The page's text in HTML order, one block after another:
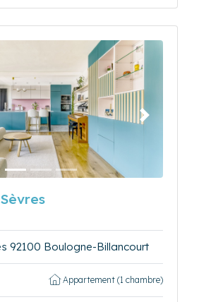
Suivant
92100 Boulogne-Billancourt
Appartement (1 chambre)